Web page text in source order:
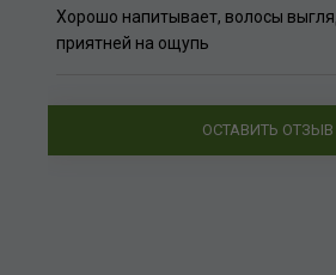
Хорошо напитывает, волосы
приятней на ощупь
ОСТАВИТЬ ОТЗЫВ